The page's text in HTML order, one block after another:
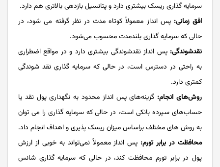
سرمایه گذاری ریسک بیشتری دارد و پتانسیل بازدهی بالاتری هم دارد.
افق زمانی: پس انداز معمولاً کوتاه ‌مدت در نظر گرفته می‌ شود، در
حالی که سرمایه گذاری بلندمدت محسوب می‌شود.
نقدشوندگی: پس انداز نقدشوندگی بیشتری دارد و در مواقع اضطراری
به راحتی در دسترس است، در حالی که سرمایه گذاری نقد شوندگی
کمتری دارد.
روش‌های انجام: گزینه‌های پس انداز محدود به نگهداری پول نقد یا
حساب‌های سپرده بانکی است، در حالی که سرمایه گذاری را می توان
به روش های مختلف براساس میزان ریسک پذیری و اهداف انجام داد.
محافظت در برابر تورم: پس انداز معمولاً نمی‌تواند به خوبی از ارزش
پول در برابر تورم محافظت کند، در حالی که سرمایه گذاری شانس